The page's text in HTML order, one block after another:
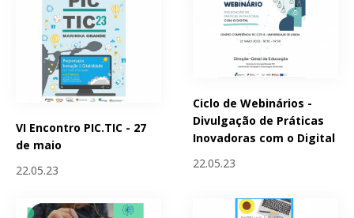
VI Encontro PIC.TIC - 27
de maio
22.05.23
Ciclo de Webinários -
Divulgação de Práticas
Inovadoras com o Digital
22.05.23